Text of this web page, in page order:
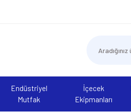
Endüstriyel
Mutfak
İçecek
Ekipmanları